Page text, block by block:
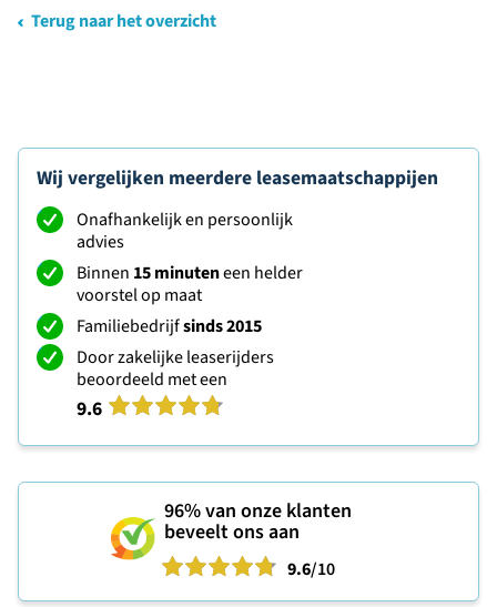
Terug naar het overzicht
Wij vergelijken meerdere leasemaatschappijen
Onafhankelijk en persoonlijk
advies
Binnen 15 minuteneen helder
voorstel op maat
Familiebedrijfsinds 2015
Door zakelijke leaserijders
beoordeeld met een
9.6
96%van onze klanten
beveelt ons aan
9.6/10